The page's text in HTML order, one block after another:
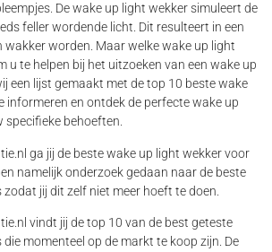
De wake up light wekker simuleert de
feller wordende licht. Dit resulteert in een
wakker worden. Maar welke wake up light
u te helpen bij het uitzoeken van een wake up
een lijst gemaakt met de top 10 beste wake
informeren en ontdek de perfecte wake up
specifieke behoeften.
ga jij de beste wake up light wekker voor
namelijk onderzoek gedaan naar de beste
jij dit zelf niet meer hoeft te doen.
vindt jij de top 10 van de best geteste
momenteel op de markt te koop zijn. De